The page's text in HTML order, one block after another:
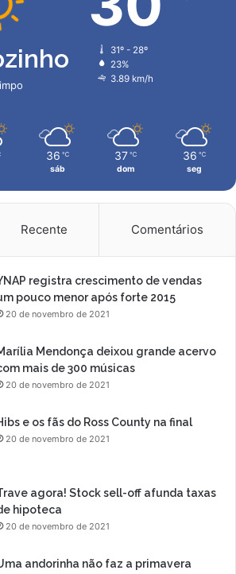
31º - 28º
23%
3.89 km/h
36 ℃
sáb
37 ℃
dom
36 ℃
seg
Recente Comentários
registra crescimento de vendas
pouco menor após forte 2015
20 de novembro de 2021
Mendonça deixou grande acervo
mais de 300 músicas
20 de novembro de 2021
e os fãs do Ross County na final
20 de novembro de 2021
agora! Stock sell-off afunda taxas
hipoteca
20 de novembro de 2021
andorinha não faz a primavera